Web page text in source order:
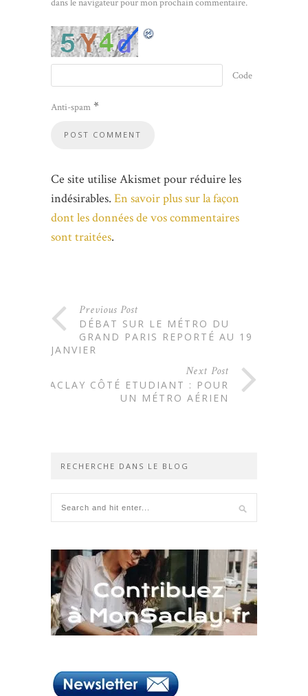
dans le navigateur pour mon prochain commentaire.
Code
Anti-spam *
Ce site utilise Akismet pour réduire les
indésirables. En savoir plus sur la façon
dont les données de vos commentaires
sont traitées.
Previous Post
DÉBAT SUR LE MÉTRO DU
GRAND PARIS REPORTÉ AU 19
JANVIER
Next Post
SACLAY CÔTÉ ETUDIANT : POUR
UN MÉTRO AÉRIEN
RECHERCHE DANS LE BLOG